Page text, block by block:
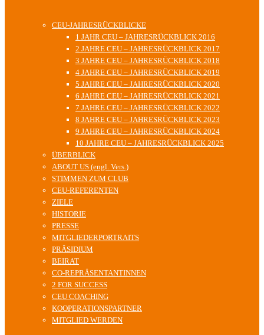
CEU-JAHRESRÜCKBLICKE
1 JAHR CEU – JAHRESRÜCKBLICK 2016
2 JAHRE CEU – JAHRESRÜCKBLICK 2017
3 JAHRE CEU – JAHRESRÜCKBLICK 2018
4 JAHRE CEU – JAHRESRÜCKBLICK 2019
5 JAHRE CEU – JAHRESRÜCKBLICK 2020
6 JAHRE CEU – JAHRESRÜCKBLICK 2021
7 JAHRE CEU – JAHRESRÜCKBLICK 2022
8 JAHRE CEU – JAHRESRÜCKBLICK 2023
9 JAHRE CEU – JAHRESRÜCKBLICK 2024
10 JAHRE CEU – JAHRESRÜCKBLICK 2025
ÜBERBLICK
ABOUT US (engl. Vers.)
STIMMEN ZUM CLUB
CEU-REFERENTEN
ZIELE
HISTORIE
PRESSE
MITGLIEDERPORTRAITS
PRÄSIDIUM
BEIRAT
CO-REPRÄSENTANTINNEN
2 FOR SUCCESS
CEU COACHING
KOOPERATIONSPARTNER
MITGLIED WERDEN